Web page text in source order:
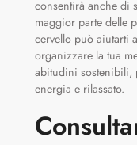
consentirà anche di
maggior parte delle
cervello può aiutarti
organizzare la tua
abitudini sostenibili,
energia e rilassato.